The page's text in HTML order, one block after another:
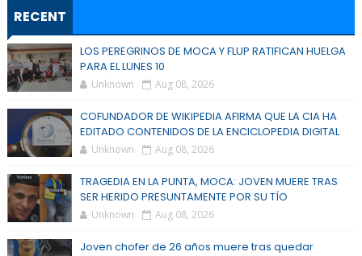
RECENT
LOS PEREGRINOS DE MOCA Y FLUP RATIFICAN HUELGA
PARA EL LUNES 10
Unknown Aug 08, 2026
COFUNDADOR DE WIKIPEDIA AFIRMA QUE LA CIA HA
EDITADO CONTENIDOS DE LA ENCICLOPEDIA DIGITAL
Unknown Aug 08, 2026
TRAGEDIA EN LA PUNTA, MOCA: JOVEN MUERE TRAS
SER HERIDO PRESUNTAMENTE POR SU TÍO
Unknown Aug 08, 2026
Joven chofer de 26 años muere tras quedar